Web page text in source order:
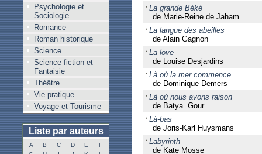
Psychologie et
Sociologie
Romance
Roman historique
Science
Science fiction et
Fantaisie
Théâtre
Vie pratique
Voyage et Tourisme
Liste par auteurs
A B C D E
F
La grande Béké
de Marie-Reine de Jaham
La langue des abeilles
de Alain Gagnon
La love
de Louise Desjardins
Là où la mer commence
de Dominique Demers
Là où nous avons raison
de Batya Gour
Là-bas
de Joris-Karl Huysmans
Labyrinth
de Kate Mosse